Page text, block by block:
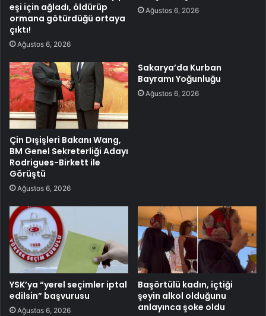
eşi için ağladı, öldürüp
ormana götürdüğü ortaya
çıktı!
Ağustos 6, 2026
Ağustos 6, 2026
Çin Dışişleri Bakanı Wang,
BM Genel Sekreterliği Adayı
Rodrigues-Birkett ile
Görüştü
Ağustos 6, 2026
Sakarya’da Kurban
Bayramı Yoğunluğu
Ağustos 6, 2026
YSK’ya “yerel seçimler iptal
edilsin” başvurusu
Ağustos 6, 2026
Başörtülü kadın, içtiği
şeyin alkol olduğunu
anlayınca şoke oldu